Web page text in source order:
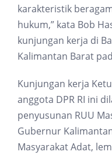
karakteristik
hukum,” kata Bob
kunjungan kerja di
Kalimantan Barat
Kunjungan kerja
anggota DPR RI ini
penyusunan RUU
Gubernur
Masyarakat Adat,